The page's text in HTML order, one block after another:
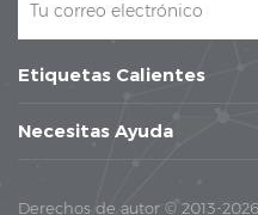
Etiquetas Calientes
Necesitas Ayuda
Derechos de autor © 2013-